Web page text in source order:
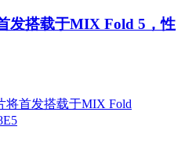
发搭载于MIX Fold 5，性